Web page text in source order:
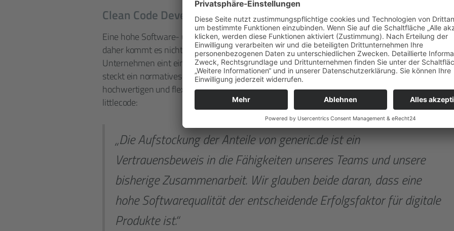
Clean Code Development als gemeinsames Qualitätsverständnis
Eine hohe Software- und Code-Qualität ist seit jeher Markenzeichen der generic.de AG. Von
daher kommt es nicht von Ungefähr, dass die Partnerwahl auf littlecode gefallen ist. Denn beide
Unternehmen eint ein gemeinsames Qualitätsverständnis: Clean Code Development. Dahinter
steckt ein normatives Wertesystem für Softwareentwickler, das darauf ausgelegt ist,
hochwertigen und flexibel veränderbaren Quellcode zu entwickeln. Nikola Peric, CEO von
littlecode:
„Die Aufstockung der Anteile von generic.de ist ein
Vertrauensbeweis in die Fähigkeiten unseres Teams und unsere
bisherige Zusammenarbeit. Wir glauben beide daran, dass eine
hohe Softwarequalität der entscheidende Erfolgsfaktor für digitale
Produkte ist.“